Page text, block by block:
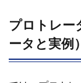
プロトレー
ータと実例）